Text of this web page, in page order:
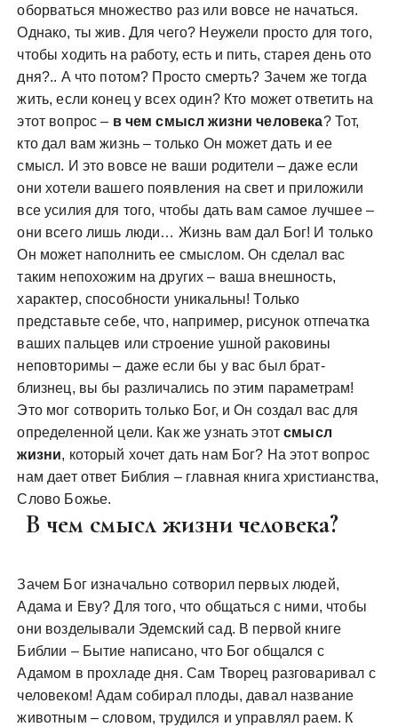
оборваться множество раз или вовсе не начаться.
Однако, ты жив. Для чего? Неужели просто для того,
чтобы ходить на работу, есть и пить, старея день ото
дня?.. А что потом? Просто смерть? Зачем же тогда
жить, если конец у всех один? Кто может ответить на
этот вопрос – в чем смысл жизни человека? Тот,
кто дал вам жизнь – только Он может дать и ее
смысл. И это вовсе не ваши родители – даже если
они хотели вашего появления на свет и приложили
все усилия для того, чтобы дать вам самое лучшее –
они всего лишь люди… Жизнь вам дал Бог! И только
Он может наполнить ее смыслом. Он сделал вас
таким непохожим на других – ваша внешность,
характер, способности уникальны! Только
представьте себе, что, например, рисунок отпечатка
ваших пальцев или строение ушной раковины
неповторимы – даже если бы у вас был брат-
близнец, вы бы различались по этим параметрам!
Это мог сотворить только Бог, и Он создал вас для
определенной цели. Как же узнать этотсмысл
жизни, который хочет дать нам Бог? На этот вопрос
нам дает ответ Библия – главная книга христианства,
Слово Божье.
В чем смысл жизни человека?
Зачем Бог изначально сотворил первых людей,
Адама и Еву? Для того, что общаться с ними, чтобы
они возделывали Эдемский сад. В первой книге
Библии – Бытие написано, что Бог общался с
Адамом в прохладе дня. Сам Творец разговаривал с
человеком! Адам собирал плоды, давал название
животным – словом, трудился и управлял раем. К